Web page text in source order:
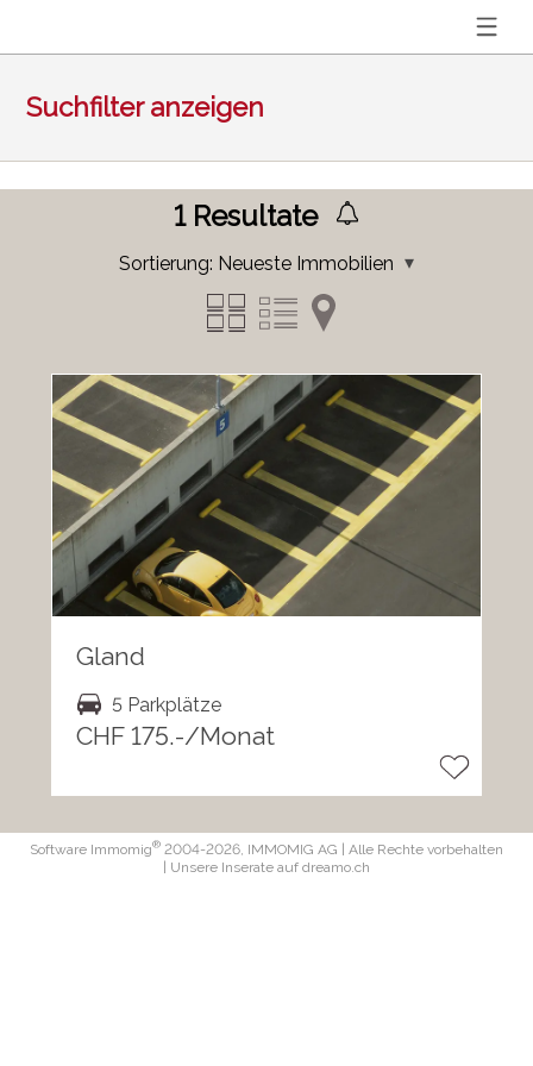
Suchfilter anzeigen
1Resultate
Sortierung: Neueste Immobilien
Gland
5 Parkplätze
CHF 175.-/Monat
Software Immomig® 2004-2026, IMMOMIG AG | Alle Rechte vorbehalten
| Unsere Inserate auf dreamo.ch